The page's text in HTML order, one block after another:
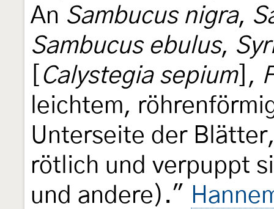
An Sambucus nigra,
Sambucus ebulus,
Calystegia sepium],
leichtem,
Unterseite der
rötlich und verpuppt
und andere)."